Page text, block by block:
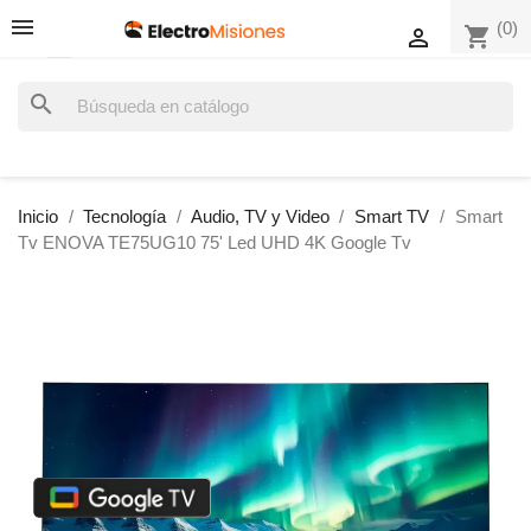
shopping_cart (0)

search
Inicio Tecnología Audio, TV y Video Smart TV
Smart
Tv ENOVA TE75UG10 75' Led UHD 4K Google Tv